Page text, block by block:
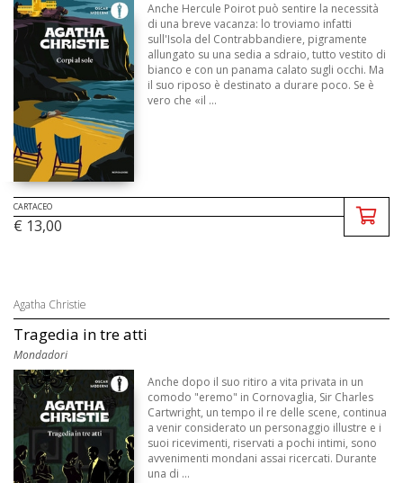
Anche Hercule Poirot può sentire la necessità
di una breve vacanza: lo troviamo infatti
sull'Isola del Contrabbandiere, pigramente
allungato su una sedia a sdraio, tutto vestito di
bianco e con un panama calato sugli occhi. Ma
il suo riposo è destinato a durare poco. Se è
vero che «il ...
CARTACEO
€ 13,00
Agatha Christie
Tragedia in tre atti
Mondadori
Anche dopo il suo ritiro a vita privata in un
comodo "eremo" in Cornovaglia, Sir Charles
Cartwright, un tempo il re delle scene, continua
a venir considerato un personaggio illustre e i
suoi ricevimenti, riservati a pochi intimi, sono
avvenimenti mondani assai ricercati. Durante
una di ...